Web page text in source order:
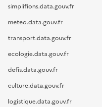
simplifions.data.gouv.fr
meteo.data.gouv.fr
transport.data.gouv.fr
ecologie.data.gouv.fr
defis.data.gouv.fr
culture.data.gouv.fr
logistique.data.gouv.fr